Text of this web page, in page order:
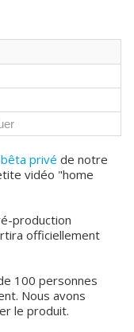
bêta privé de notre
vidéo "home
production
officiellement
100 personnes
Nous avons
le produit.